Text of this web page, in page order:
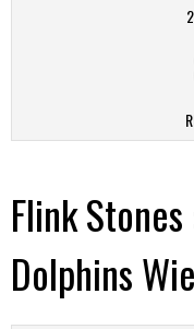
Flink
Dolphins